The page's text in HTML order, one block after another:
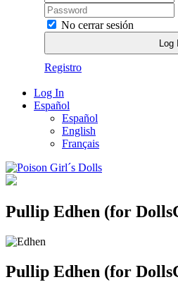
No cerrar sesión
Registro
Log In
Español
Español
English
Français
Pullip Edhen (for
Pullip Edhen (for